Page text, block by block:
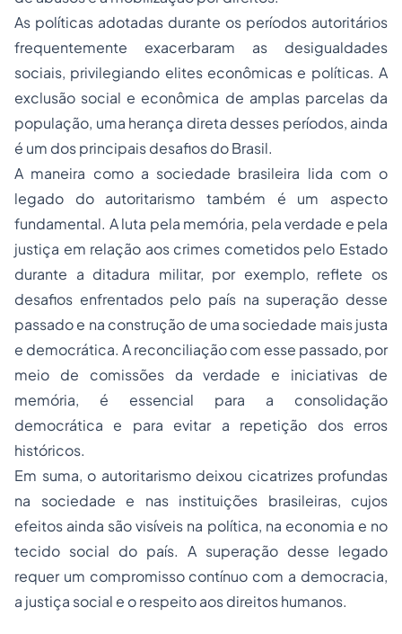
As políticas adotadas durante os períodos autoritários
frequentemente exacerbaram as desigualdades
sociais, privilegiando elites econômicas e políticas. A
exclusão social e econômica de amplas parcelas da
população, uma herança direta desses períodos, ainda
é um dos principais desafios do Brasil.
A maneira como a sociedade brasileira lida com o
legado do autoritarismo também é um aspecto
fundamental. A luta pela memória, pela verdade e pela
justiça em relação aos crimes cometidos pelo Estado
durante a ditadura militar, por exemplo, reflete os
desafios enfrentados pelo país na superação desse
passado e na construção de uma sociedade mais justa
e democrática. A reconciliação com esse passado, por
meio de comissões da verdade e iniciativas de
memória, é essencial para a consolidação
democrática e para evitar a repetição dos erros
históricos.
Em suma, o autoritarismo deixou cicatrizes profundas
na sociedade e nas instituições brasileiras, cujos
efeitos ainda são visíveis na política, na economia e no
tecido social do país. A superação desse legado
requer um compromisso contínuo com a democracia,
a justiça social e o respeito aos direitos humanos.